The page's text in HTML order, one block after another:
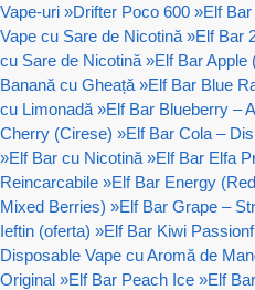
Vape-uri »Drifter Poco 600 »Elf
Vape cu Sare de Nicotină »Elf Bar
cu Sare de Nicotină »Elf Bar Apple
Banană cu Gheață »Elf Bar Blue
cu Limonadă »Elf Bar Blueberry –
Cherry (Cirese) »Elf Bar Cola –
»Elf Bar cu Nicotină »Elf Bar Elfa
Reincarcabile »Elf Bar Energy
Mixed Berries) »Elf Bar Grape –
Ieftin (oferta) »Elf Bar Kiwi
Disposable Vape cu Aromă de
Original »Elf Bar Peach Ice »Elf